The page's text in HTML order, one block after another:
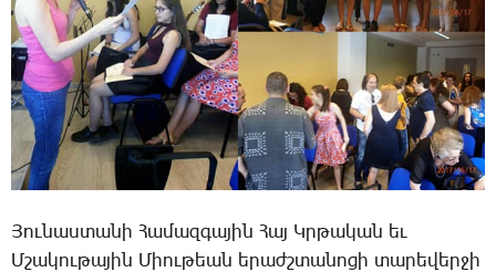
­Յու­նաս­տա­նի ­Հա­մազ­գա­յին ­Հայ Կր­թա­կան եւ
Մ­շա­կու­թա­յին ­Միու­թեան ե­րաժշ­տա­նո­ցի տա­րե­վեր­ջի